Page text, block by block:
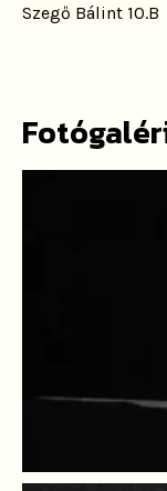
Szegő Bálint 10.B